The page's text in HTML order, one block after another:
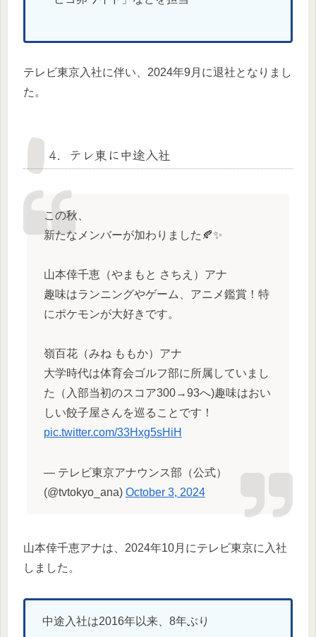
テレビ東京入社に伴い、2024年9月に退社となりまし
た。
4．テレ東に中途入社
この秋、
新たなメンバーが加わりました🍂✨
山本倖千恵（やまもと さちえ）アナ
趣味はランニングやゲーム、アニメ鑑賞！特
にポケモンが大好きです。
嶺百花（みね ももか）アナ
大学時代は体育会ゴルフ部に所属していまし
た（入部当初のスコア300→93へ)趣味はおい
しい餃子屋さんを巡ることです！
pic.twitter.com/33Hxg5sHiH
— テレビ東京アナウンス部（公式）
(@tvtokyo_ana) October 3, 2024
山本倖千恵アナは、2024年10月にテレビ東京に入社
しました。
中途入社は2016年以来、8年ぶり